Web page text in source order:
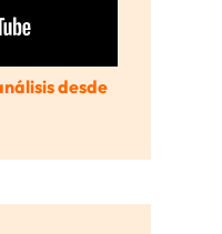
desde